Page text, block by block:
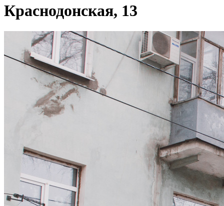
Краснодонская, 13